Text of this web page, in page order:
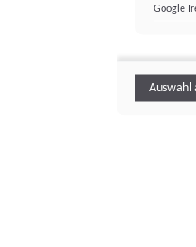
Google
Auswahl